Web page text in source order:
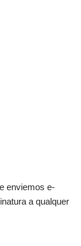
enviemos e-
a qualquer